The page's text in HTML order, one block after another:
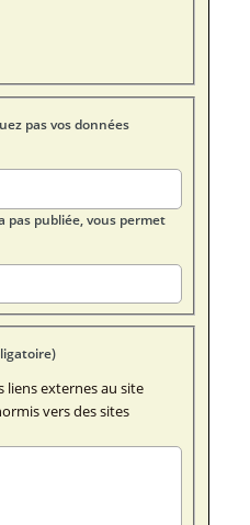
pas vos données
pas publiée, vous permet
message (obligatoire)
liens externes au site
vers des sites